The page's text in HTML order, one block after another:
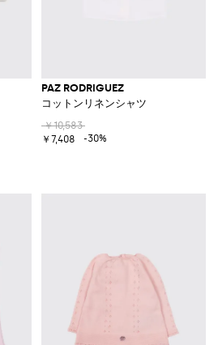
PAZ RODRIGUEZ
コットンリネンシャツ
￥10,583
￥7,408
-30%